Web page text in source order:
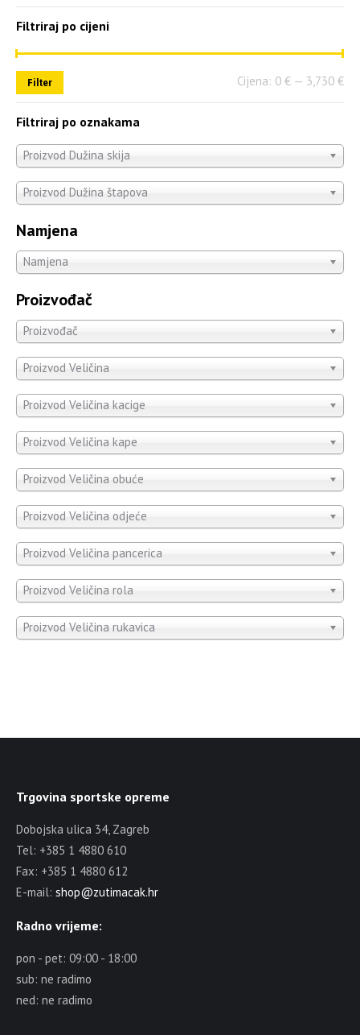
Filtriraj po cijeni
Filter Cijena: 0 € — 3,730 €
Filtriraj po oznakama
Proizvod Dužina skija
Proizvod Dužina štapova
Namjena
Namjena
Proizvođač
Proizvođač
Proizvod Veličina
Proizvod Veličina kacige
Proizvod Veličina kape
Proizvod Veličina obuće
Proizvod Veličina odjeće
Proizvod Veličina pancerica
Proizvod Veličina rola
Proizvod Veličina rukavica
Trgovina sportske opreme
Dobojska ulica 34, Zagreb
Tel: +385 1 4880 610
Fax: +385 1 4880 612
E-mail: shop@zutimacak.hr
Radno vrijeme:
pon - pet: 09:00 - 18:00
sub: ne radimo
ned: ne radimo